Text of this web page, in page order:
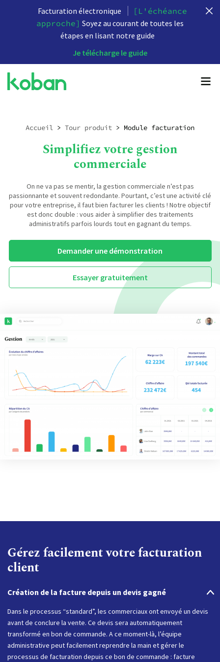
Facturation électronique
[L'échéance
approche] Soyez au courant de toutes les
étapes en lisant notre guide
Je télécharge le guide
Accueil > Tour produit > Module facturation
Simplifiez votre gestion
commerciale
On ne va pas se mentir, la gestion commerciale n’est pas
passionnante et souvent redondante. Pourtant, c’est une activité clé
pour votre entreprise, il faut bien facturer les clients ! Notre objectif
est donc double : vous aider à simplifier des traitements
administratifs parfois lourds tout en gagnant du temps.
Demander une démonstration
Essayer gratuitement
Gérez facilement votre facturation
client
Création de la facture depuis un devis gagné
Dans le processus “standard”, les commerciaux ont envoyé un devis
avant de conclure la vente. Ce devis sera automatiquement
transformé en bon de commande. A ce moment-là, l’équipe
administrative peut facilement reprendre la main et gérer le
processus de facturation depuis ce bon de commande : facture